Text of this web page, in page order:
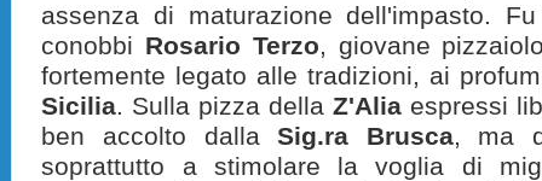
assenza di maturazione dell'impasto.
conobbi Rosario Terzo, giovane
fortemente legato alle tradizioni, ai
Sicilia. Sulla pizza dellaZ'Alia espressi
ben accolto dallaSig.ra Brusca, ma
soprattutto a stimolare la voglia di